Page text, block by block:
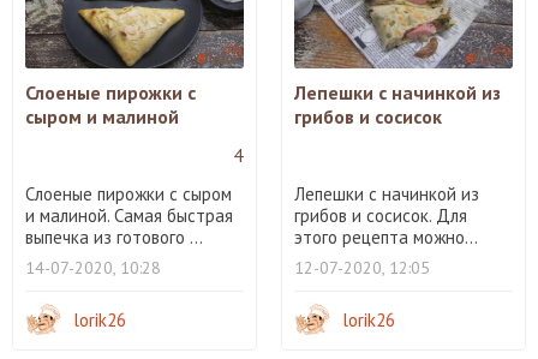
Слоеные пирожки с
сыром и малиной
4
Слоеные пирожки с сыром
и малиной. Самая быстрая
выпечка из готового ...
14-07-2020, 10:28
lorik26
Лепешки с начинкой из
грибов и сосисок
Лепешки с начинкой из
грибов и сосисок. Для
этого рецепта можно...
12-07-2020, 12:05
lorik26